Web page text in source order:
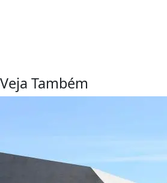
Veja Também